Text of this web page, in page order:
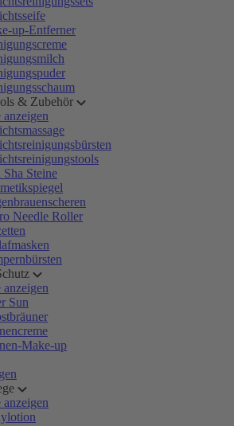
up-Entferner
& Zubehör
Sha Steine
Needle Roller
Sun
Make-up